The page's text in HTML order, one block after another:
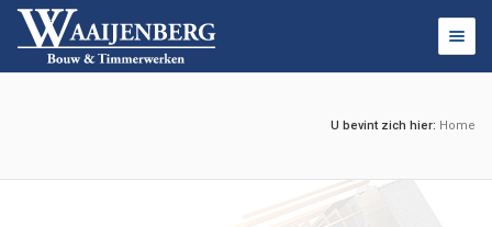
U bevint zich hier: Home